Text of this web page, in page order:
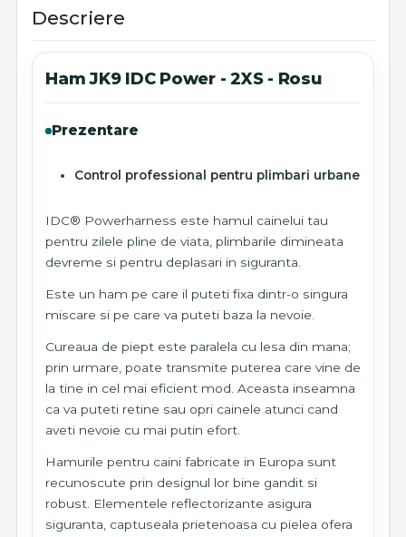
Descriere
Ham JK9 IDC Power - 2XS - Rosu
Prezentare
Control professional pentru plimbari urbane
IDC® Powerharness este hamul cainelui tau
pentru zilele pline de viata, plimbarile dimineata
devreme si pentru deplasari in siguranta.
Este un ham pe care il puteti fixa dintr-o singura
miscare si pe care va puteti baza la nevoie.
Cureaua de piept este paralela cu lesa din mana;
prin urmare, poate transmite puterea care vine de
la tine in cel mai eficient mod. Aceasta inseamna
ca va puteti retine sau opri cainele atunci cand
aveti nevoie cu mai putin efort.
Hamurile pentru caini fabricate in Europa sunt
recunoscute prin designul lor bine gandit si
robust. Elementele reflectorizante asigura
siguranta, captuseala prietenoasa cu pielea ofera